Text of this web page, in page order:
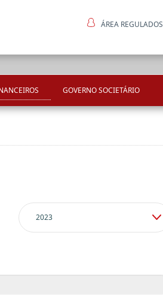
ÁREA REGULADOS
GOVERNO SOCIETÁRIO